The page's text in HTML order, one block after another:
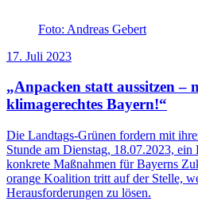
Foto: Andreas Gebert
17. Juli 2023
„Anpacken statt aussitzen
klimagerechtes Bayern!“
Die Landtags-Grünen fordern mit
Stunde am Dienstag, 18.07.2023, ein
konkrete Maßnahmen für Bayerns
orange Koalition tritt auf der Stelle,
Herausforderungen zu lösen.